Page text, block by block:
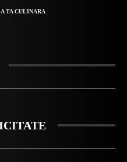
TA CULINARA